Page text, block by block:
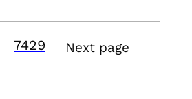
7429 Next page